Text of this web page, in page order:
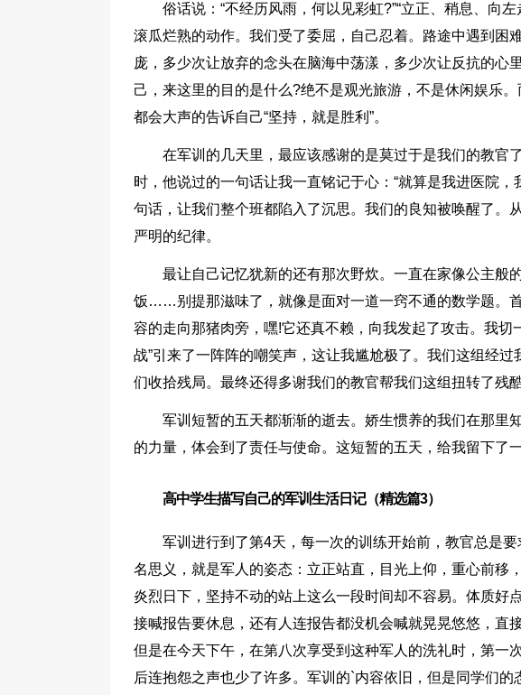
俗话说：“不经历风雨，何以见彩虹?”“立正、稍息、向
滚瓜烂熟的动作。我们受了委屈，自己忍着。路途中遇到
庞，多少次让放弃的念头在脑海中荡漾，多少次让反抗的心
己，来这里的目的是什么?绝不是观光旅游，不是休闲娱乐
都会大声的告诉自己“坚持，就是胜利”。
在军训的几天里，最应该感谢的是莫过于是我们的教官
时，他说过的一句话让我一直铭记于心：“就算是我进医院
句话，让我们整个班都陷入了沉思。我们的良知被唤醒了。
严明的纪律。
最让自己记忆犹新的还有那次野炊。一直在家像公主般
饭……别提那滋味了，就像是面对一道一窍不通的数学题。
容的走向那猪肉旁，嘿!它还真不赖，向我发起了攻击。我切
战”引来了一阵阵的嘲笑声，这让我尴尬极了。我们这组经
们收拾残局。最终还得多谢我们的教官帮我们这组扭转了残酷
军训短暂的五天都渐渐的逝去。娇生惯养的我们在那里
的力量，体会到了责任与使命。这短暂的五天，给我留下了
高中学生描写自己的军训生活日记（精选篇3）
军训进行到了第4天，每一次的训练开始前，教官总是
名思义，就是军人的姿态：立正站直，目光上仰，重心前移
炎烈日下，坚持不动的站上这么一段时间却不容易。体质好
接喊报告要休息，还有人连报告都没机会喊就晃晃悠悠，直
但是在今天下午，在第八次享受到这种军人的洗礼时，第一
后连抱怨之声也少了许多。军训的`内容依旧，但是同学们